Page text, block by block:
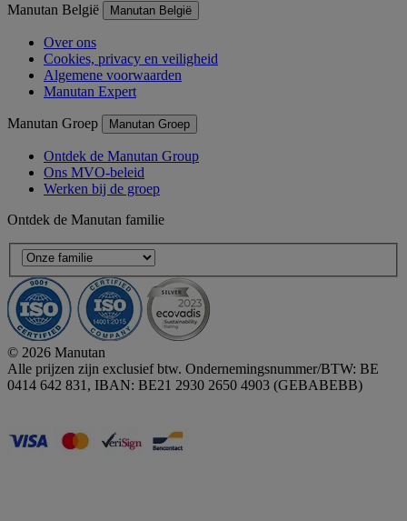
Manutan België Manutan België
Over ons
Cookies, privacy en veiligheid
Algemene voorwaarden
Manutan Expert
Manutan Groep Manutan Groep
Ontdek de Manutan Group
Ons MVO-beleid
Werken bij de groep
Ontdek de Manutan familie
© 2026 Manutan
Alle prijzen zijn exclusief btw. Ondernemingsnummer/BTW: BE
0414 642 831, IBAN: BE21 2930 2650 4903 (GEBABEBB)